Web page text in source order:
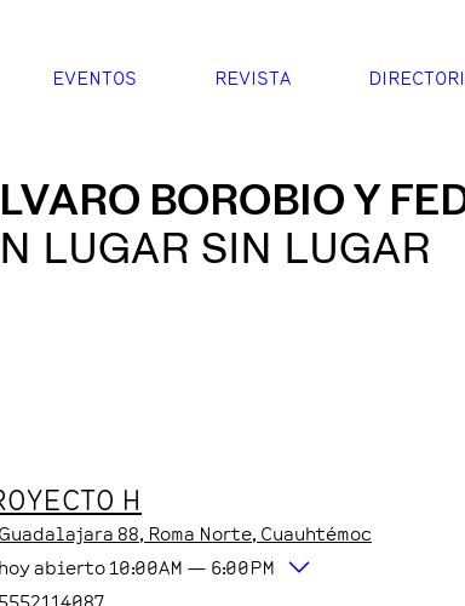
EVENTOS REVISTA
BOROBIO Y
LUGAR SIN LUGAR
H
Guadalajara 88, Roma Norte, Cuauhtémoc
hoyabierto 10:00AM — 6:00PM
5552114087